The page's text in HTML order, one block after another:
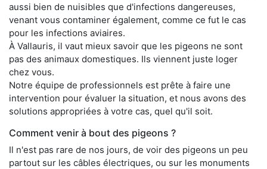
aussi bien de nuisibles que d'infections dangereuses,
venant vous contaminer également, comme ce fut le cas
pour les infections aviaires.
À Vallauris, il vaut mieux savoir que les pigeons ne sont
pas des animaux domestiques. Ils viennent juste loger
chez vous.
Notre équipe de professionnels est prête à faire une
intervention pour évaluer la situation, et nous avons des
solutions appropriées à votre cas, quel qu'il soit.
Comment venir à bout des pigeons ?
Il n'est pas rare de nos jours, de voir des pigeons un peu
partout sur les câbles électriques, ou sur les monuments